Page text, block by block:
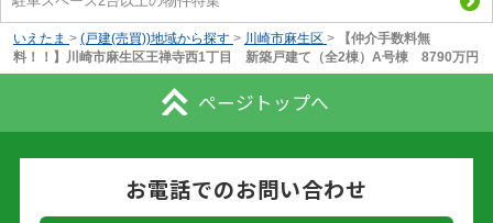
いえたま > (戸建(売買))地域から探す > 川崎市麻生区 >
【仲介手数料無
料！！】川崎市麻生区王禅寺西1丁目 新築戸建て（全2棟）A号棟 8790万円
ページトップへ
お電話でのお問い合わせ